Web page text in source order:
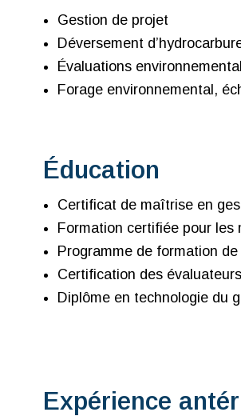
Gestion de projet
Déversement
Évaluations
Forage environnemental,
Éducation
Certificat de maîtrise en
Formation certifiée pour les
Programme de formation
Certification des
Diplôme en technologie du
Expérience